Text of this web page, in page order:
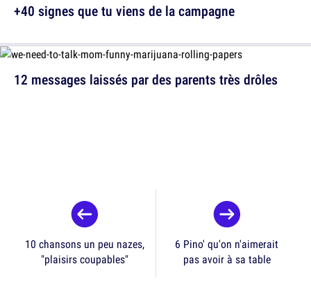
12 messages laissés par des parents très drôles
+40 signes que tu viens de la campagne
10 chansons un peu nazes,
"plaisirs coupables"
6 Pino' qu'on n'aimerait
pas avoir à sa table